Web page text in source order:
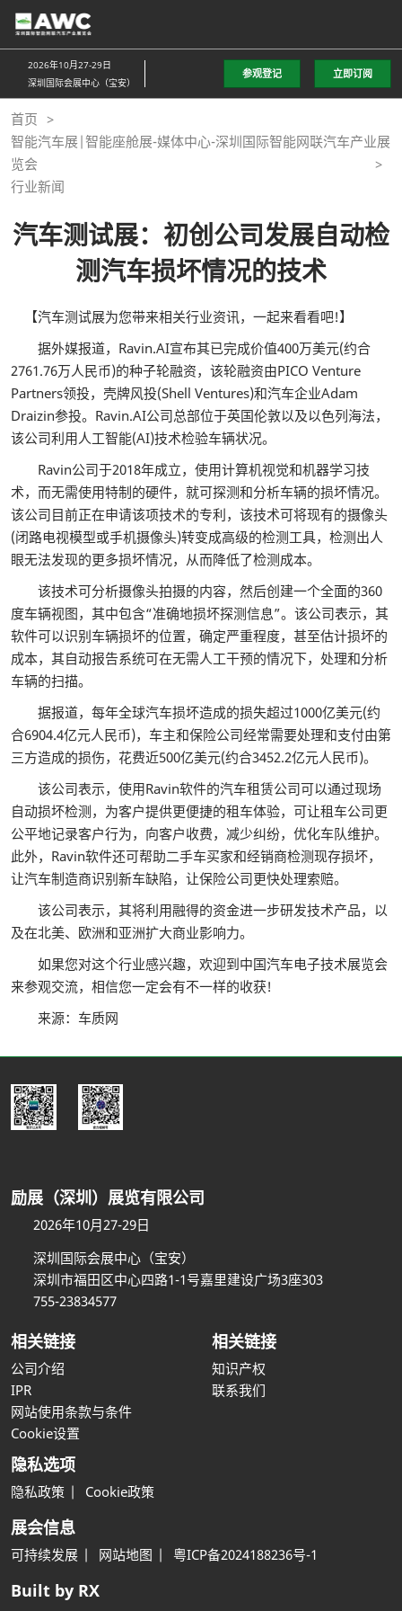
直
接
跳
至
内
容
2026年10月27-29日
深圳国际会展中心（宝安）
参观登记 立即订阅
首页
智能汽车展|智能座舱展-媒体中心-深圳国际智能网联汽车产业展
览会
行业新闻
汽车测试展：初创公司发展自动检
测汽车损坏情况的技术
【汽车测试展为您带来相关行业资讯，一起来看看吧!】
据外媒报道，Ravin.AI宣布其已完成价值400万美元(约合
2761.76万人民币)的种子轮融资，该轮融资由PICO Venture
Partners领投，壳牌风投(Shell Ventures)和汽车企业Adam
Draizin参投。Ravin.AI公司总部位于英国伦敦以及以色列海法，
该公司利用人工智能(AI)技术检验车辆状况。
Ravin公司于2018年成立，使用计算机视觉和机器学习技
术，而无需使用特制的硬件，就可探测和分析车辆的损坏情况。
该公司目前正在申请该项技术的专利，该技术可将现有的摄像头
(闭路电视模型或手机摄像头)转变成高级的检测工具，检测出人
眼无法发现的更多损坏情况，从而降低了检测成本。
该技术可分析摄像头拍摄的内容，然后创建一个全面的360
度车辆视图，其中包含“准确地损坏探测信息”。该公司表示，其
软件可以识别车辆损坏的位置，确定严重程度，甚至估计损坏的
成本，其自动报告系统可在无需人工干预的情况下，处理和分析
车辆的扫描。
据报道，每年全球汽车损坏造成的损失超过1000亿美元(约
合6904.4亿元人民币)，车主和保险公司经常需要处理和支付由第
三方造成的损伤，花费近500亿美元(约合3452.2亿元人民币)。
该公司表示，使用Ravin软件的汽车租赁公司可以通过现场
自动损坏检测，为客户提供更便捷的租车体验，可让租车公司更
公平地记录客户行为，向客户收费，减少纠纷，优化车队维护。
此外，Ravin软件还可帮助二手车买家和经销商检测现存损坏，
让汽车制造商识别新车缺陷，让保险公司更快处理索赔。
该公司表示，其将利用融得的资金进一步研发技术产品，以
及在北美、欧洲和亚洲扩大商业影响力。
如果您对这个行业感兴趣，欢迎到中国汽车电子技术展览会
来参观交流，相信您一定会有不一样的收获!
来源：车质网
励展（深圳）展览有限公司
2026年10月27-29日
深圳国际会展中心（宝安）
深圳市福田区中心四路1-1号嘉里建设广场3座303
755-23834577
相关链接
公司介绍
IPR
网站使用条款与条件
Cookie设置
相关链接
知识产权
联系我们
隐私选项
隐私政策 Cookie政策
展会信息
可持续发展 网站地图 粤ICP备2024188236号-1
Built by RX